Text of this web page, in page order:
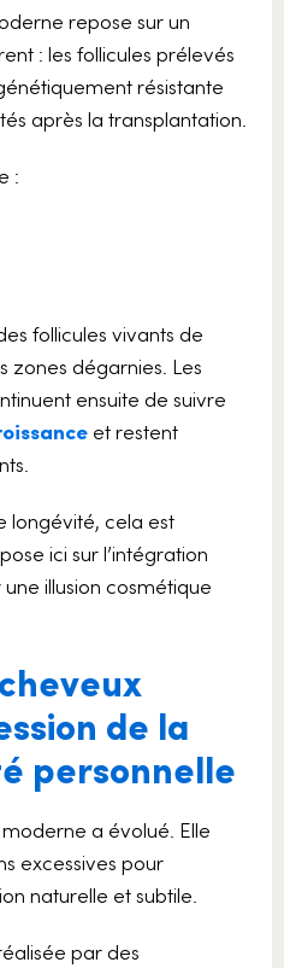
repose sur un
: les follicules prélevés
résistante
après la transplantation.
:
follicules vivants de
zones dégarnies. Les
ensuite de suivre
et restent
longévité, cela est
ici sur l’intégration
illusion cosmétique
de la
personnelle
a évolué. Elle
excessives pour
naturelle et subtile.
par des